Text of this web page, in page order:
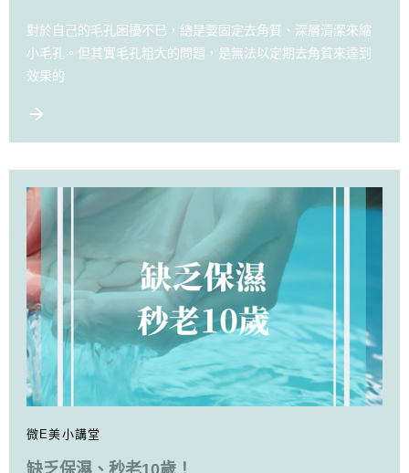
對於自己的毛孔困擾不已，總是要固定去角質、深層清潔來縮
小毛孔。但其實毛孔粗大的問題，是無法以定期去角質來達到
效果的
微E美小講堂
缺乏保濕、秒老10歲！